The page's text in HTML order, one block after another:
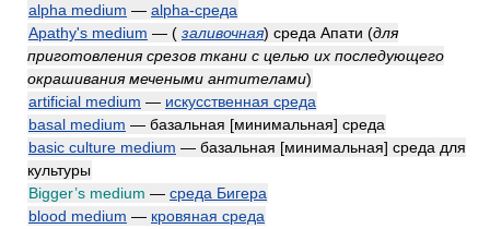
alpha medium — alpha-среда
Apathy's medium — ( заливочная) среда Апати (для
приготовления срезов ткани с целью их последующего
окрашивания мечеными антителами)
artificial medium — искусственная среда
basal medium — базальная [минимальная] среда
basic culture medium — базальная [минимальная] среда для
культуры
Bigger’s medium — среда Бигера
blood medium — кровяная среда